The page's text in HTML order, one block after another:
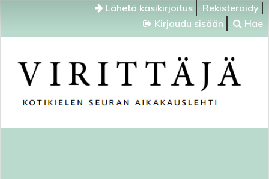
Lähetä käsikirjoitus
Rekisteröidy
Kirjaudu sisään
Hae